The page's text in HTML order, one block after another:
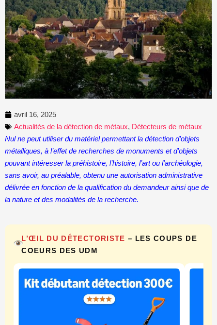
avril 16, 2025
Actualités de la détection de métaux, Détecteurs de métaux
Nul ne peut utiliser du matériel permettant la détection d’objets
métalliques, à l’effet de recherches de monuments et d’objets
pouvant intéresser la préhistoire, l’histoire, l’art ou l’archéologie,
sans avoir, au préalable, obtenu une autorisation administrative
délivrée en fonction de la qualification du demandeur ainsi que de
la nature et des modalités de la recherche.
L’ŒIL DU DÉTECTORISTE – LES COUPS DE
COEURS DES UDM